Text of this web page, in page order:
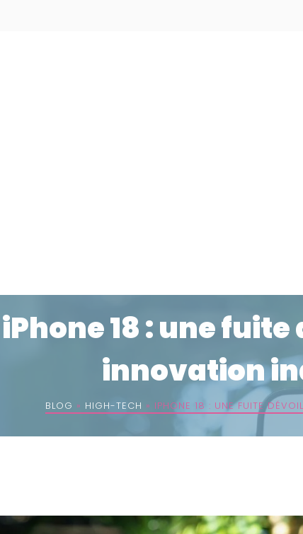
iPhone 18 : une
innovation
BLOG » HIGH-TECH » IPHONE 18 : UNE FUITE